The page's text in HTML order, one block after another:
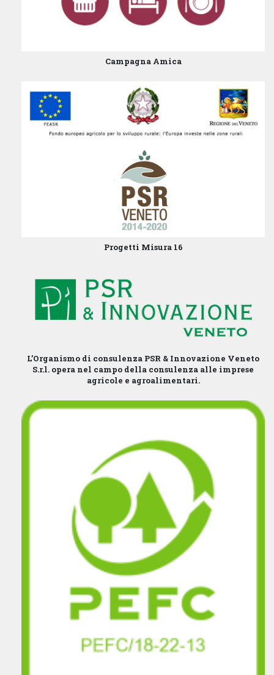
Campagna Amica
Progetti Misura 16
L’Organismo di consulenza PSR & Innovazione Veneto
S.r.l. opera nel campo della consulenza alle imprese
agricole e agroalimentari.